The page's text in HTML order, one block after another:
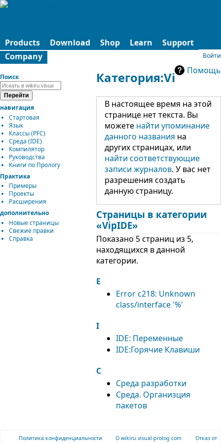
Products Download Shop Learn
Support
Company
Помощь
Категория:VipIDE
В настоящее время на этой
странице нет текста. Вы
можете найти упоминание
данного названия на
других страницах, или
найти соответствующие
записи журналов. У вас нет
разрешения создать
данную страницу.
Страницы в категории
«VipIDE»
Показано 5 страниц из 5,
находящихся в данной
категории.
E
Error c218: Unknown
class/interface '%'
I
IDE: Переменные
IDE:Горячие Клавиши
С
Среда разработки
Среда. Организция
пакетов
Поиск
навигация
Стартовая
Язык
Классы (PFC)
Среда (IDE)
Компилятор
Руководства
Книги по Прологу
Практика
Примеры
Проекты
Расширения
дополнительно
Новые страницы
Свежие правки
Справка
Войти
Политика конфиденциальности О wikiru.visual-prolog.com
Отказ от